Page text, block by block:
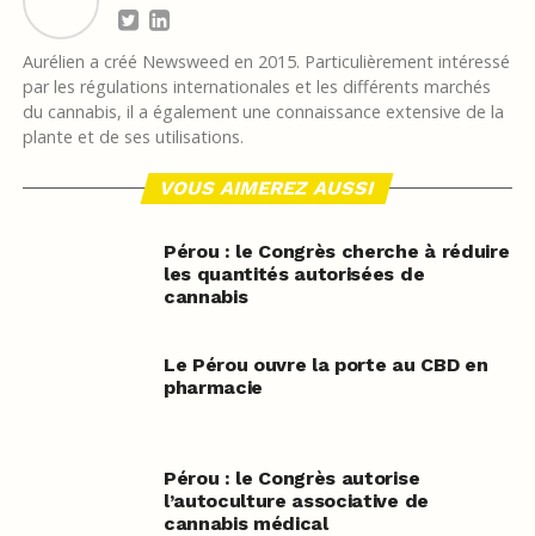
Aurélien a créé Newsweed en 2015. Particulièrement intéressé
par les régulations internationales et les différents marchés
du cannabis, il a également une connaissance extensive de la
plante et de ses utilisations.
VOUS AIMEREZ AUSSI
Pérou : le Congrès cherche à réduire
les quantités autorisées de
cannabis
Le Pérou ouvre la porte au CBD en
pharmacie
Pérou : le Congrès autorise
l’autoculture associative de
cannabis médical